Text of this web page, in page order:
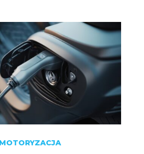
MOTORYZACJA